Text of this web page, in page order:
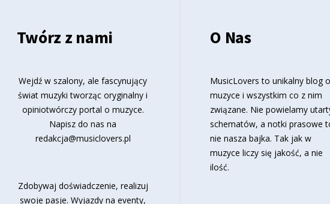
Twórz z nami
Wejdź w szalony, ale fascynujący
świat muzyki tworząc oryginalny i
opiniotwórczy portal o muzyce.
Napisz do nas na
redakcja@musiclovers.pl
Zdobywaj doświadczenie, realizuj
swoje pasje. Wyjazdy na eventy,
O Nas
MusicLovers to unikalny blog
muzyce i wszystkim co z nim
związane. Nie powielamy
schematów, a notki prasowe
nie nasza bajka. Tak jak w
muzyce liczy się jakość, a nie
ilość.